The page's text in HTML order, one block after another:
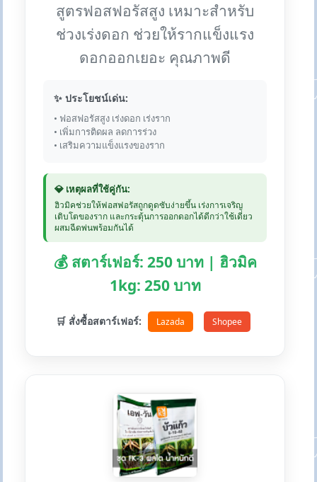
สูตรฟอสฟอรัสสูง เหมาะสำหรับ
ช่วงเร่งดอก ช่วยให้รากแข็งแรง
ดอกออกเยอะ คุณภาพดี
✨ ประโยชน์เด่น:
• ฟอสฟอรัสสูง เร่งดอก เร่งราก
• เพิ่มการติดผล ลดการร่วง
• เสริมความแข็งแรงของราก
💎 เหตุผลที่ใช้คู่กัน:
ฮิวมิคช่วยให้ฟอสฟอรัสถูกดูดซับง่ายขึ้น เร่งการเจริญ
เติบโตของราก และกระตุ้นการออกดอกได้ดีกว่าใช้เดี่ยว
ผสมฉีดพ่นพร้อมกันได้
💰 สตาร์เฟอร์: 250 บาท | ฮิวมิค
1kg: 250 บาท
🛒 สั่งซื้อสตาร์เฟอร์: Lazada Shopee